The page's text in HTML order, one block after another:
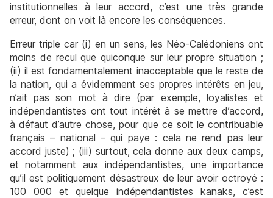
institutionnelles à leur accord, c’est une très grande
erreur, dont on voit là encore les conséquences.
Erreur triple car (i) en un sens, les Néo-Calédoniens ont
moins de recul que quiconque sur leur propre situation ;
(ii) il est fondamentalement inacceptable que le reste de
la nation, qui a évidemment ses propres intérêts en jeu,
n’ait pas son mot à dire (par exemple, loyalistes et
indépendantistes ont tout intérêt à se mettre d’accord,
à défaut d’autre chose, pour que ce soit le contribuable
français – national – qui paye : cela ne rend pas leur
accord juste) ; (iii) surtout, cela donne aux deux camps,
et notamment aux indépendantistes, une importance
qu’il est politiquement désastreux de leur avoir octroyé :
100 000 et quelque indépendantistes kanaks, c’est